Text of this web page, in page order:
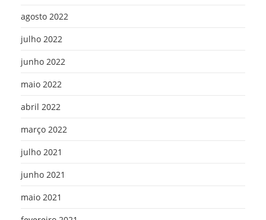
agosto 2022
julho 2022
junho 2022
maio 2022
abril 2022
março 2022
julho 2021
junho 2021
maio 2021